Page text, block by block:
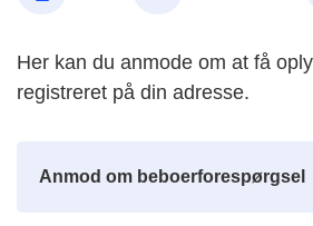
Her kan du anmode om at få
registreret på din adresse.
Anmod om beboerforespørgsel